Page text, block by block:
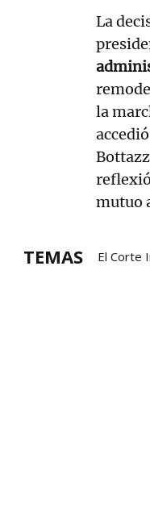
La
la
mutuo
TEMAS El Corte